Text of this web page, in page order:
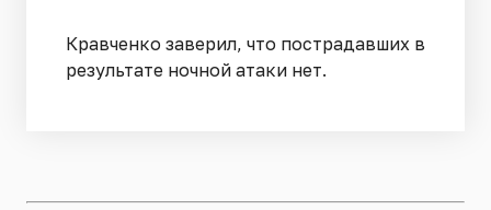
Кравченко заверил, что пострадавших в
результате ночной атаки нет.